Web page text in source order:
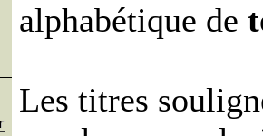
alphabétique de
Les titres